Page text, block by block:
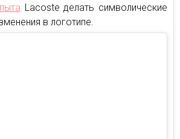
Lacoste делать символические
в логотипе.